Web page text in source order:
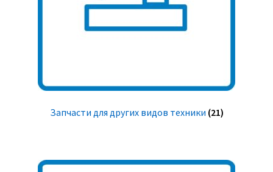
Запчасти для других видов техники (21)